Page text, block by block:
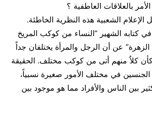
بالعلاقات العاطفية ؟
الإعلام الشعبية هذه النظرية الخاطئة.
كتابه الشهير “النساء من كوكب المريخ
عن أن الرجل والمرأة يختلفان جداً
كلاُ منهم أتى من كوكب مختلف. الحقيقة
في مختلف الأمور صغيرة نسبياً،
بين الناس والأفراد مما هو موجود بين